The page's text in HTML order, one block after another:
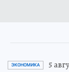
ЭКОНОМИКА 5